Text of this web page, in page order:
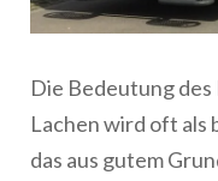
Die Bedeutung
Lachen wird oft als
das aus gutem